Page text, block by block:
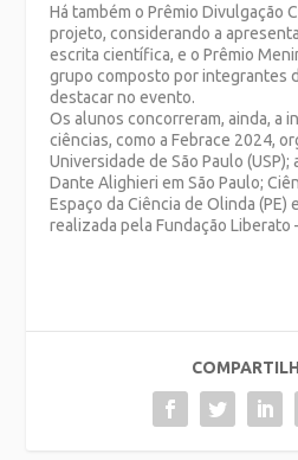
Há também o Prêmio Divulgação
projeto, considerando a
escrita científica, e o Prêmio
grupo composto por integrantes
destacar no evento.
Os alunos concorreram, ainda, a
ciências, como a Febrace 2024,
Universidade de São Paulo
Dante Alighieri em São Paulo;
Espaço da Ciência de Olinda (PE)
realizada pela Fundação Liberato